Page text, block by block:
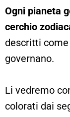
Ogni pianeta
cerchio
descritti
governano.
Li vedremo
colorati dai